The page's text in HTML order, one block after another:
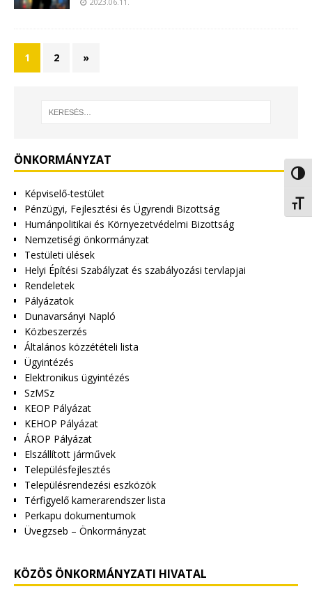
1 2 »
ÖNKORMÁNYZAT
Képviselő-testület
Pénzügyi, Fejlesztési és Ügyrendi Bizottság
Humánpolitikai és Környezetvédelmi Bizottság
Nemzetiségi önkormányzat
Testületi ülések
Helyi Építési Szabályzat és szabályozási tervlapjai
Rendeletek
Pályázatok
Dunavarsányi Napló
Közbeszerzés
Általános közzétételi lista
Ügyintézés
Elektronikus ügyintézés
SzMSz
KEOP Pályázat
KEHOP Pályázat
ÁROP Pályázat
Elszállított járművek
Településfejlesztés
Településrendezési eszközök
Térfigyelő kamerarendszer lista
Perkapu dokumentumok
Üvegzseb – Önkormányzat
KÖZÖS ÖNKORMÁNYZATI HIVATAL